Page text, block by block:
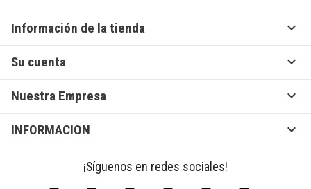
Información de la tienda 
Su cuenta 
Nuestra Empresa 
INFORMACION 
¡Síguenos en redes sociales!